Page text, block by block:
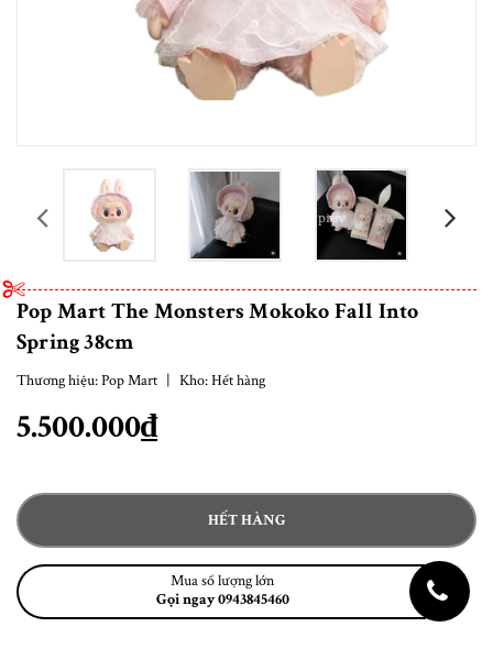
prev
Pop Mart The Monsters Mokoko Fall Into
Spring 38cm
Thương hiệu:Pop Mart | Kho:Hết hàng
5.500.000₫
HẾT HÀNG
Mua số lượng lớn
Gọi ngay 0943845460